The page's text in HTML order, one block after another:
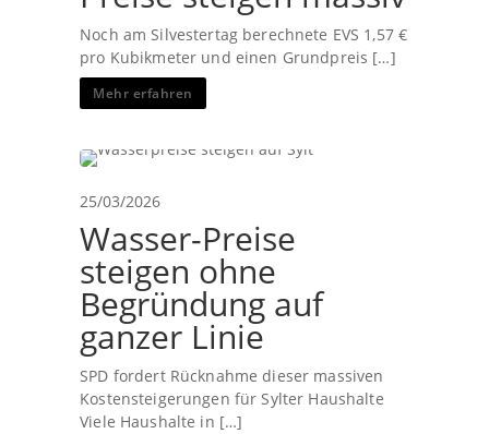
Noch am Silvestertag berechnete EVS 1,57 €
pro Kubikmeter und einen Grundpreis […]
Mehr erfahren
25/03/2026
Wasser-Preise
steigen ohne
Begründung auf
ganzer Linie
SPD fordert Rücknahme dieser massiven
Kostensteigerungen für Sylter Haushalte
Viele Haushalte in […]